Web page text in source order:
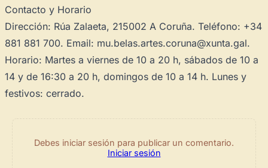
Contacto y Horario
Dirección: Rúa Zalaeta, 215002 A Coruña. Teléfono: +34
881 881 700. Email: mu.belas.artes.coruna@xunta.gal.
Horario: Martes a viernes de 10 a 20 h, sábados de 10 a
14 y de 16:30 a 20 h, domingos de 10 a 14 h. Lunes y
festivos: cerrado.
Debes iniciar sesión para publicar un comentario.
Iniciar sesión